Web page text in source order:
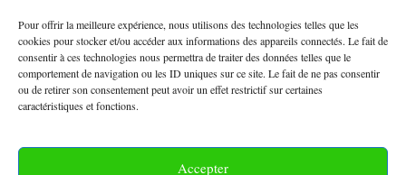
Pour offrir la meilleure expérience, nous utilisons des technologies telles que les
cookies pour stocker et/ou accéder aux informations des appareils connectés. Le fait de
consentir à ces technologies nous permettra de traiter des données telles que le
comportement de navigation ou les ID uniques sur ce site. Le fait de ne pas consentir
ou de retirer son consentement peut avoir un effet restrictif sur certaines
caractéristiques et fonctions.
Accepter
Finaldées EURL
Siège social : 13 avenue Boudon, 75016, Paris
Nous contacter
Conditions Générales de Vente